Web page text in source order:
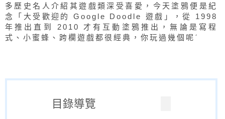
多歷史名人介紹其遊戲類深受喜愛，今天塗鴉便是紀
念「大受歡迎的 Google Doodle 遊戲」，從 1998
年推出直到 2010 才有互動塗鴉推出，無論是寫程
式、小蜜蜂、跨欄遊戲都很經典，你玩過幾個呢ˊ
目錄導覽